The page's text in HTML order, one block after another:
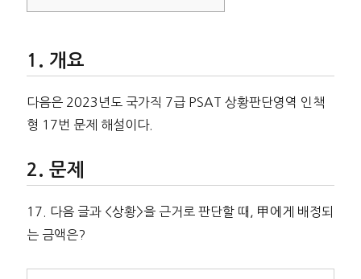
개요
다음은 2023년도 국가직 7급 PSAT 상황판단영역 인책
형 17번 문제 해설이다.
문제
17. 다음 글과 <상황>을 근거로 판단할 때, 甲에게 배정되
는 금액은?